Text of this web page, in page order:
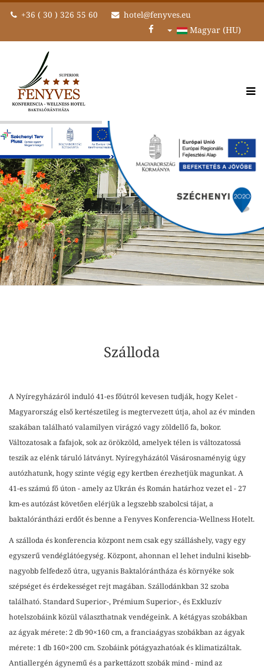
+36 ( 30 ) 326 55 60 hotel@fenyves.eu
Magyar (HU)
Szálloda
A Nyíregyházáról induló 41-es főútról kevesen tudják, hogy Kelet -
Magyarország első kertészetileg is megtervezett útja, ahol az év minden
szakában található valamilyen virágzó vagy zöldellő fa, bokor.
Változatosak a fafajok, sok az örökzöld, amelyek télen is változatossá
teszik az elénk táruló látványt. Nyíregyházától Vásárosnaményig úgy
autózhatunk, hogy szinte végig egy kertben érezhetjük magunkat. A
41-es számú fő úton - amely az Ukrán és Román határhoz vezet el - 27
km-es autózást követően elérjük a legszebb szabolcsi tájat, a
baktalórántházi erdőt és benne a Fenyves Konferencia-Wellness Hotelt.
A szálloda és konferencia központ nem csak egy szálláshely, vagy egy
egyszerű vendéglátóegység. Központ, ahonnan el lehet indulni kisebb-
nagyobb felfedező útra, ugyanis Baktalórántháza és környéke sok
szépséget és érdekességet rejt magában. Szállodánkban 32 szoba
található. Standard Superior-, Prémium Superior-, és Exkluzív
hotelszobáink közül választhatnak vendégeink. A kétágyas szobákban
az ágyak mérete: 2 db 90×160 cm, a franciaágyas szobákban az ágyak
mérete: 1 db 160×200 cm. Szobáink pótágyazhatóak és klimatizáltak.
Antiallergén ágynemű és a parkettázott szobák mind - mind az